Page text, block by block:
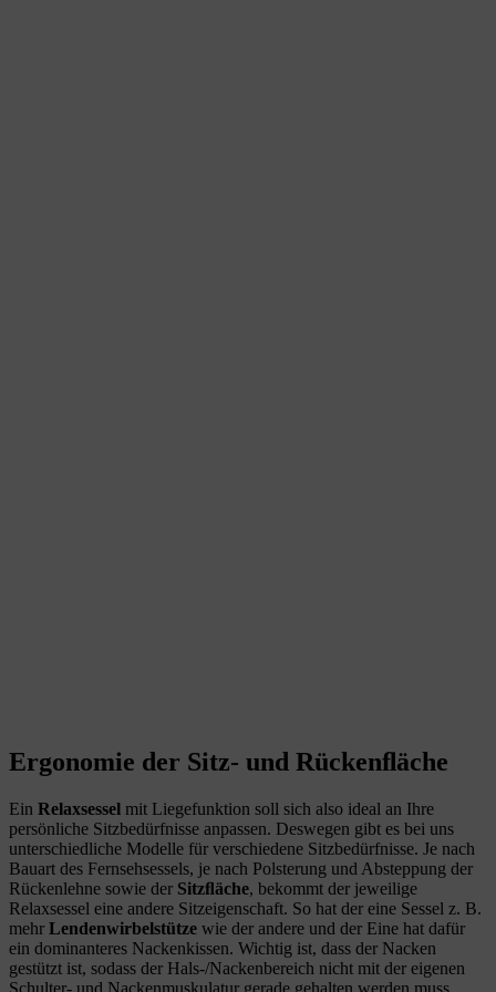
Ergonomie der Sitz- und Rückenﬂäche
Ein Relaxsessel mit Liegefunktion soll sich also ideal an Ihre
persönliche Sitzbedürfnisse anpassen. Deswegen gibt es bei uns
unterschiedliche Modelle für verschiedene Sitzbedürfnisse. Je nach
Bauart des Fernsehsessels, je nach Polsterung und Absteppung der
Rückenlehne sowie der Sitzﬂäche, bekommt der jeweilige
Relaxsessel eine andere Sitzeigenschaft. So hat der eine Sessel z. B.
mehr Lendenwirbelstütze wie der andere und der Eine hat dafür
ein dominanteres Nackenkissen. Wichtig ist, dass der Nacken
gestützt ist, sodass der Hals-/Nackenbereich nicht mit der eigenen
Schulter- und Nackenmuskulatur gerade gehalten werden muss,